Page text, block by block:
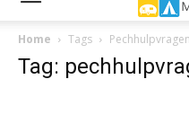
Home Tags Pechhulpvragen
Tag: